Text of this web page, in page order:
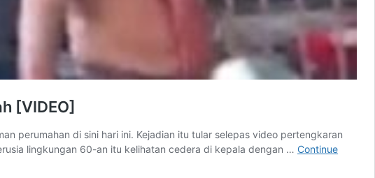
[VIDEO]
perumahan di sini hari ini. Kejadian itu tular selepas video pertengkaran
lingkungan 60-an itu kelihatan cedera di kepala dengan … Continue